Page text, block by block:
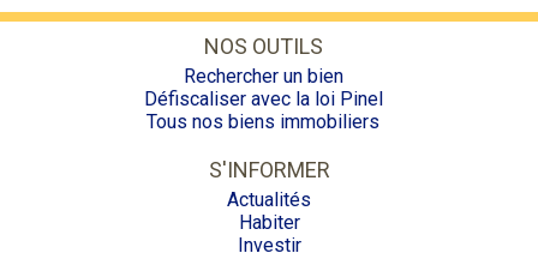
NOS OUTILS
Rechercher un bien
Défiscaliser avec la loi Pinel
Tous nos biens immobiliers
S'INFORMER
Actualités
Habiter
Investir